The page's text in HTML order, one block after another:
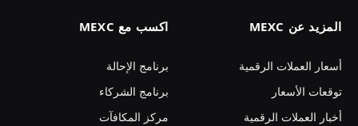
المزيد عن MEXC
أسعار العملات الرقمية
توقعات الأسعار
أخبار العملات الرقمية
اكسب مع MEXC
برنامج الإحالة
برنامج الشركاء
مركز المكافآت